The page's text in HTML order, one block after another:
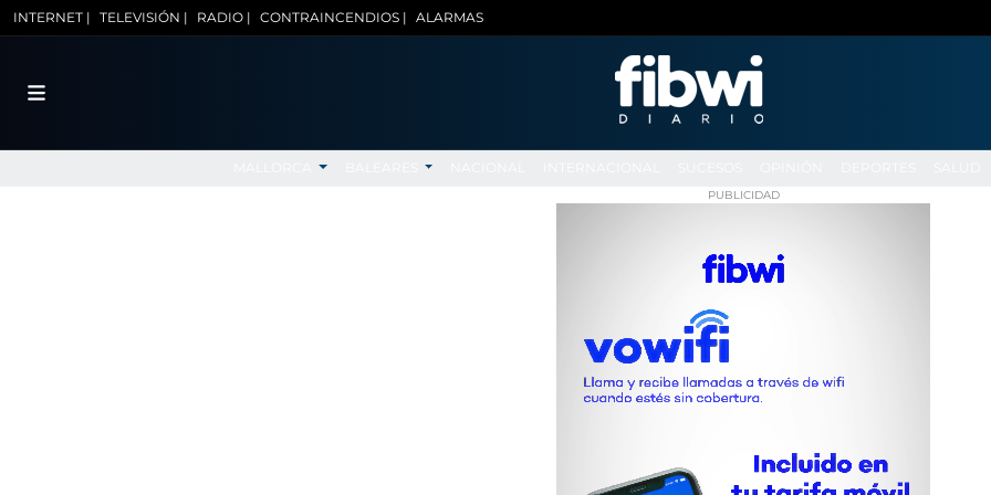
INTERNET | TELEVISIÓN | RADIO | CONTRAINCENDIOS | ALARMAS